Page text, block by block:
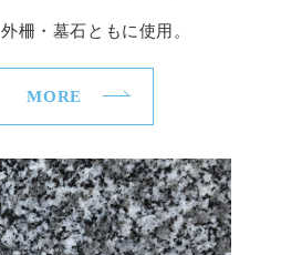
外柵・墓石ともに使用。
MORE